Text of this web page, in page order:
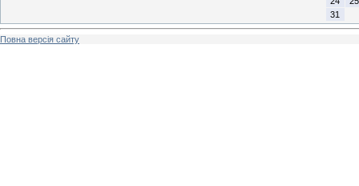
31
Повна версія сайту